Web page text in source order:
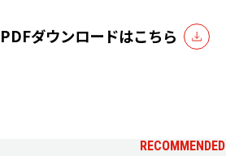
PDFダウンロードはこちら
RECOMMENDED